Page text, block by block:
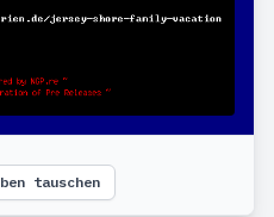
tauschen